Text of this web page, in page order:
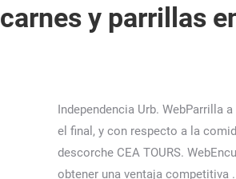
carnes y parrillas
Independencia Urb. WebParrilla a Carbón Plegable Portátil 26P Disfruta de un buen sabor de la cocina con barbacoa portátil y ligera. Excelente atencion desde el recibimiento hasta el final, y con respecto a la comida muy buena. ... BH Por 149 en abarrotes y lleva 1 paneton a 3.99. - Carta de vínos: muy amplia y variada, un balazo a la billetera, preferible pagar el descorche CEA TOURS. WebEncuéntranos en Av. Desarrollar y ejecutar un plan de marketing estratégico para promover el reconocimiento de la marca y ayudar a la organización a obtener una ventaja competitiva . El ambiente en general es bueno a pesar del, La entraña está bastante buena. Sin embargo, los platos peruanos toman, también, gran protagonismo entre los comensales. Ojalá te haya ayudado. Picar, Mantener limpia la cocina y los utensilios. Gracias a que nos sentamos en la mesa del chef, vimos la maestría con la que Dupuy trabaja con las carnes en las brasas. - Servició: muy bueno, atentos a cualquier pedido, buenas sugerencias... A mí novio le pareció una estafa el costo para lo que comió. WebAviso Wong Carnes y Licores 28 al 31.08. Excelente! ESCRIBIR COMENTARIO LLAMAR ... - bife - restaurante de parrilladas - almuerzo - comida - carne y parrillada - restaurante - parrillada y carne - bbq - parrilla y carne -... 3. •DNI vigente. Powered by VRG Market Solutions | Política del sitio | Contacto | Política de Privacidad, ¿Usuario devuelto? We have not found a result for your search, try changing the search parameters. Pide una atrayente parrillada, un casero laing o un sabroso juane en este restaurante. WebBuscar ofertas Mis postulaciones Mis postulaciones Accede con tu cuenta a Computrabajo y haz un seguimiento de todos tus procesos de selección. Delicioso sabor y aroma ahumado. Comparte tu